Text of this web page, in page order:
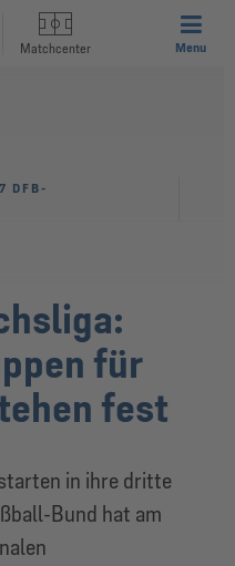
Matchcenter Menu
für
fest
in ihre dritte
Bund hat am
DFB-